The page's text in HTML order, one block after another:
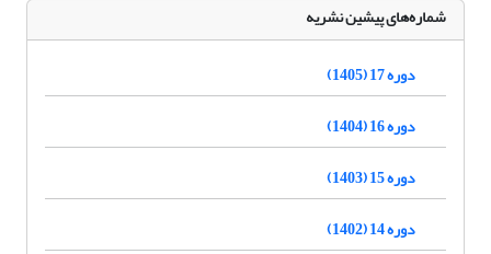
شماره‌های پیشین نشریه
دوره 17 (1405)
دوره 16 (1404)
دوره 15 (1403)
دوره 14 (1402)